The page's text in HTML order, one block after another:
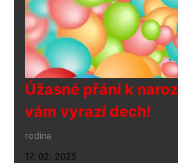
Úžasné přání k
vám vyrazí dech!
rodina
17. 02. 2025